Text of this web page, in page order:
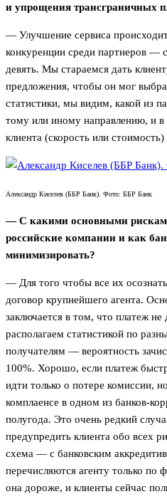
и упрощения трансграничных
— Улучшение сервиса происходит
конкуренции среди партнеров —
девять. Мы стараемся дать
предложения, чтобы он мог
статистики, мы видим, какой из
тому или иному направлению, и в
клиента (скорость или
Александр Киселев (ББР Банк). Фото: ББР Банк
— С какими основными
российские компании и как
минимизировать?
— Для того чтобы все их
договор крупнейшего агента.
заключается в том, что платеж
располагаем статистикой по
получателям — вероятность
100%. Хорошо, если платеж
идти только о потере комиссии,
комплаенсе в одном из банков-
полугода. Это очень редкий
предупредить клиента обо всех
схема — с банковским
перечисляются агенту только по
она дороже, и клиенты сейчас